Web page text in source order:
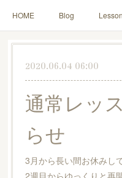
HOME Blog
Yoga for Mama＆Baby About
2020.06.04 06:00
通常レッ
らせ
3月から長い間お休みし
2週目からゆっくりと再